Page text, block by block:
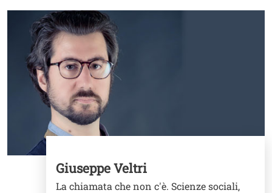
Giuseppe Veltri
La chiamata che non c'è. Scienze sociali,